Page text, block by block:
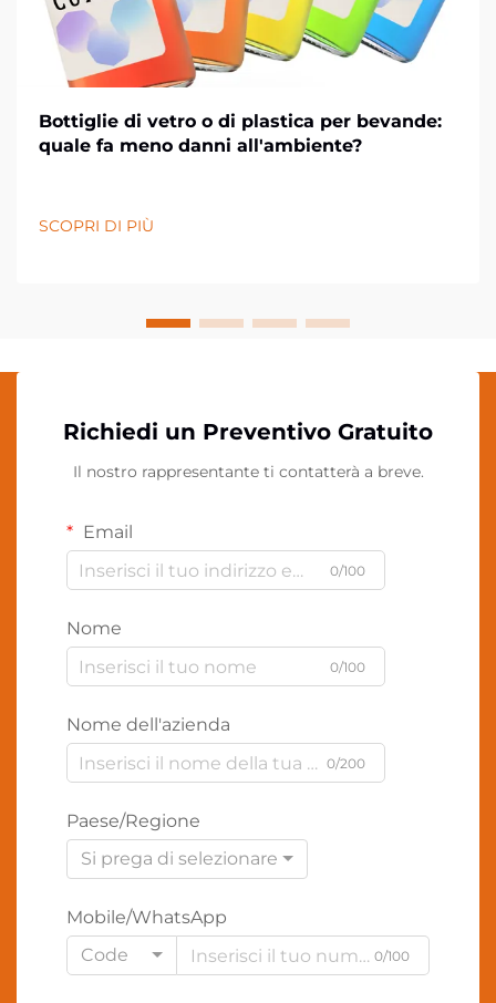
Bottiglie di vetro o di plastica per bevande:
quale fa meno danni all'ambiente?
SCOPRI DI PIÙ
Richiedi un Preventivo Gratuito
Il nostro rappresentante ti contatterà a breve.
Email
0/100
Nome
0/100
Nome dell'azienda
0/200
Paese/Regione
Si prega di selezionare
Mobile/WhatsApp
Code
0/100